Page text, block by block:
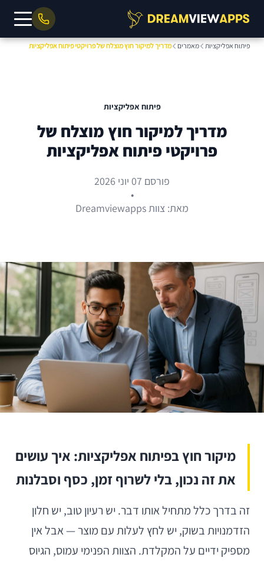
פיתוח אפליקציות מאמרים מדריך למיקור חוץ מוצלח של פרויקטי פיתוח אפליקציות
פיתוח אפליקציות
מדריך למיקור חוץ מוצלח של
פרויקטי פיתוח אפליקציות
פורסם 07 יוני 2026
•
מאת: צוות Dreamviewapps
מיקור חוץ בפיתוח אפליקציות: איך עושים
את זה נכון, בלי לשרוף זמן, כסף וסבלנות
זה בדרך כלל מתחיל אותו דבר. יש רעיון טוב, יש חלון
הזדמנויות בשוק, יש לחץ לעלות עם מוצר — אבל אין
מספיק ידיים על המקלדת. הצוות הפנימי עמוס, הגיוס